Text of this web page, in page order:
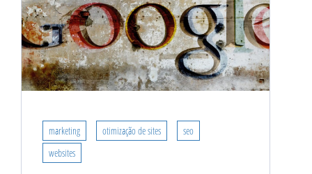
marketing otimização de sites
seo
websites